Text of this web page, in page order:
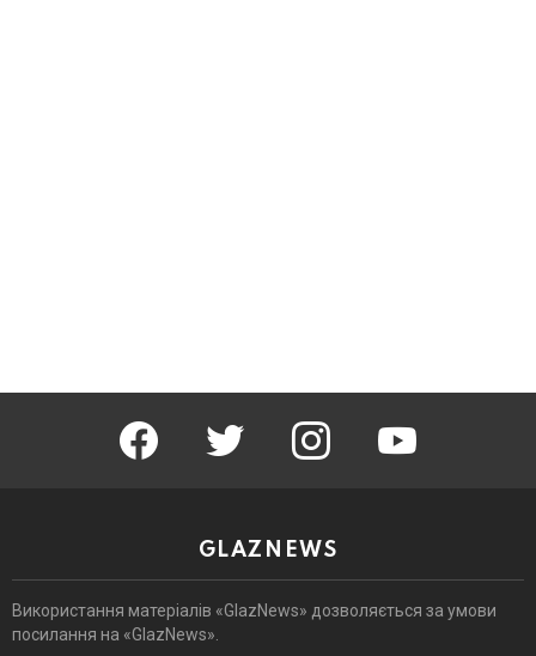
facebook twitter instagram youtube
GLAZNEWS
Використання матеріалів «GlazNews» дозволяється за умови
посилання на «GlazNews».